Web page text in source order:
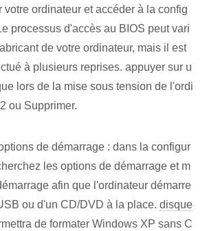
votre ordinateur et accéder à la config
processus d'accès au BIOS peut vari
de votre ordinateur, mais il est
à plusieurs reprises. appuyer sur u
lors de la mise sous tension de l'ordi
ou Supprimer.
de démarrage⁢ : dans la configur
les options de démarrage et m
afin que l'ordinateur démarre
ou d'un ‌CD/DVD⁢ à la place. disque
de formater Windows XP sans C